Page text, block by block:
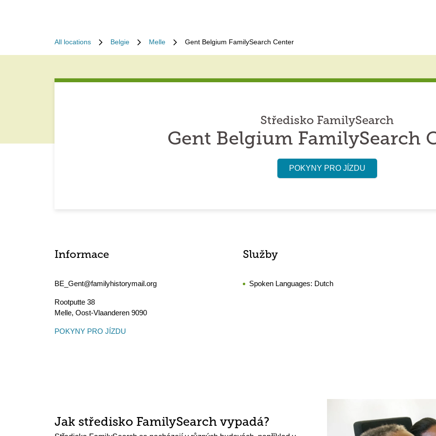
All locations Belgie Melle Gent Belgium FamilySearch Center
Středisko FamilySearch
Gent Belgium FamilySearch
POKYNY PRO JÍZDU
Informace
BE_Gent@familyhistorymail.org
Rootputte 38
Melle, Oost-Vlaanderen 9090
POKYNY PRO JÍZDU
Služby
Spoken Languages: Dutch
Jak středisko FamilySearch vypadá?